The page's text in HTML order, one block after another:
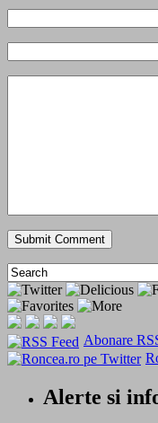
Abonare
Alerte si